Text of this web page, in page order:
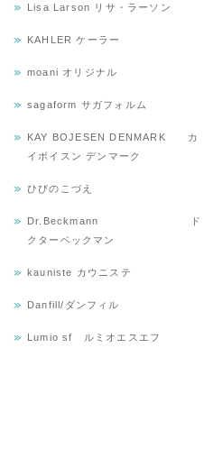
Lisa Larson リサ・ラーソン
KAHLER ケーラー
moani オリジナル
sagaform サガフォルム
KAY BOJESEN DENMARK カ
イボイスン デンマーク
ひびのこづえ
Dr.Beckmann ド
クターベックマン
kauniste カウニステ
Danfill/ダンフィル
Lumio sf ルミオエスエフ